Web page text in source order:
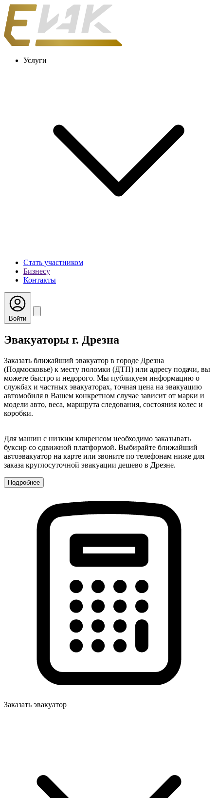
Услуги
Стать участником
Бизнесу
Контакты
Войти
Эвакуаторы г. Дрезна
Заказать ближайший эвакуатор в городе Дрезна
(Подмосковье) к месту поломки (ДТП) или адресу подачи, вы
можете быстро и недорого. Мы публикуем информацию о
службах и частных эвакуаторах, точная цена на эвакуацию
автомобиля в Вашем конкретном случае зависит от марки и
модели авто, веса, маршрута следования, состояния колес и
коробки.
Для машин с низким клиренсом необходимо заказывать
буксир со сдвижной платформой. Выбирайте ближайший
автоэвакуатор на карте или звоните по телефонам ниже для
заказа круглосуточной эвакуации дешево в Дрезне.
Подробнее
Заказать эвакуатор